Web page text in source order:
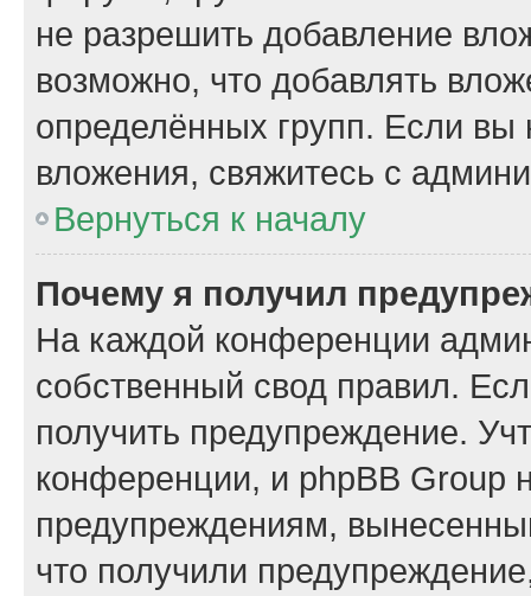
не разрешить добавление
возможно, что добавлять
определённых групп. Если вы
вложения, свяжитесь с
Вернуться к началу
Почему я получил
На каждой конференции
собственный свод правил.
получить предупреждение.
конференции, и phpBB Group
предупреждениям,
что получили